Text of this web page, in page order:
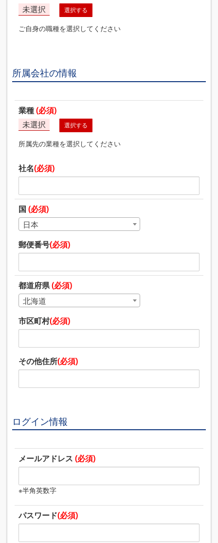
未選択
選択する
ご自身の職種を選択してください
所属会社の情報
業種(必須)
未選択
選択する
所属先の業種を選択してください
社名(必須)
国 (必須)
日本
郵便番号(必須)
都道府県(必須)
北海道
市区町村(必須)
その他住所(必須)
ログイン情報
メールアドレス (必須)
※半角英数字
パスワード(必須)